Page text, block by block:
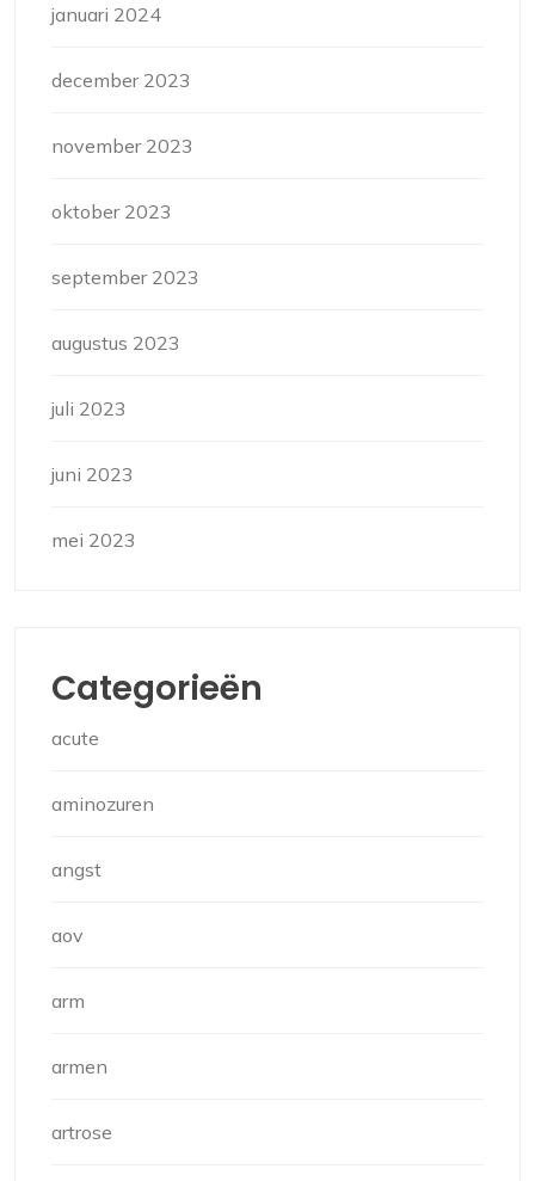
januari 2024
december 2023
november 2023
oktober 2023
september 2023
augustus 2023
juli 2023
juni 2023
mei 2023
Categorieën
acute
aminozuren
angst
aov
arm
armen
artrose